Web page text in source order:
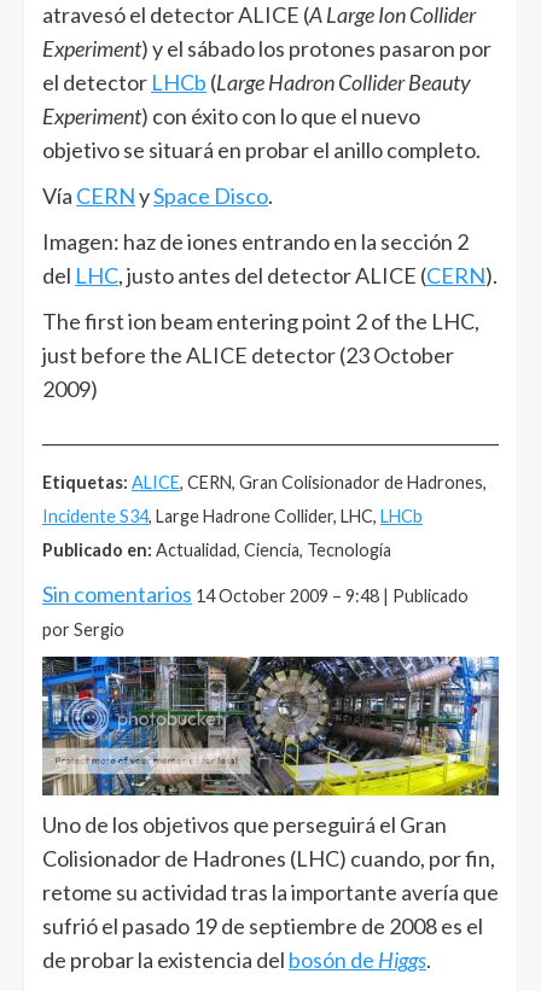
atravesó el detector ALICE (A Large Ion Collider
Experiment) y el sábado los protones pasaron por
el detector LHCb (Large Hadron Collider Beauty
Experiment) con éxito con lo que el nuevo
objetivo se situará en probar el anillo completo.
Vía CERNySpace Disco.
Imagen: haz de iones entrando en la sección 2
del LHC, justo antes del detector ALICE (CERN).
The first ion beam entering point 2 of the LHC,
just before the ALICE detector (23 October
2009)
Etiquetas: ALICE, CERN, Gran Colisionador de Hadrones,
Incidente S34, Large Hadrone Collider, LHC, LHCb
Publicado en: Actualidad, Ciencia, Tecnología
Sin comentarios 14 October 2009 – 9:48 | Publicado
por Sergio
Uno de los objetivos que perseguirá el Gran
Colisionador de Hadrones (LHC) cuando, por fin,
retome su actividad tras la importante avería que
sufrió el pasado 19 de septiembre de 2008 es el
de probar la existencia del bosón de Higgs.